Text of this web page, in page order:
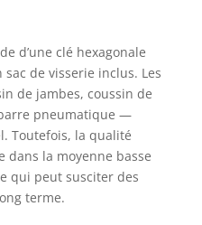
confort accru
selon les
préférences de
chaque
utilisateur,
augmentant la
praticité au
quotidien Soutien
Lombaire
d’une clé hexagonale
de visserie inclus. Les
de jambes, coussin de
pneumatique —
Toutefois, la qualité
dans la moyenne basse
qui peut susciter des
terme.